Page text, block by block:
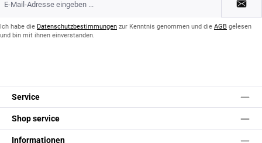
Mail-
*Ich habe die Datenschutzbestimmungen zur Kenntnis genommen und die AGB gelesen
und bin mit ihnen einverstanden.
Service
Shop service
Informationen